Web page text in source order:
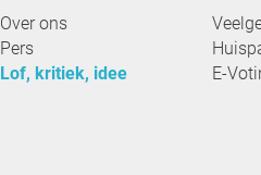
Over ons
Pers
Lof, kritiek, idee
E-